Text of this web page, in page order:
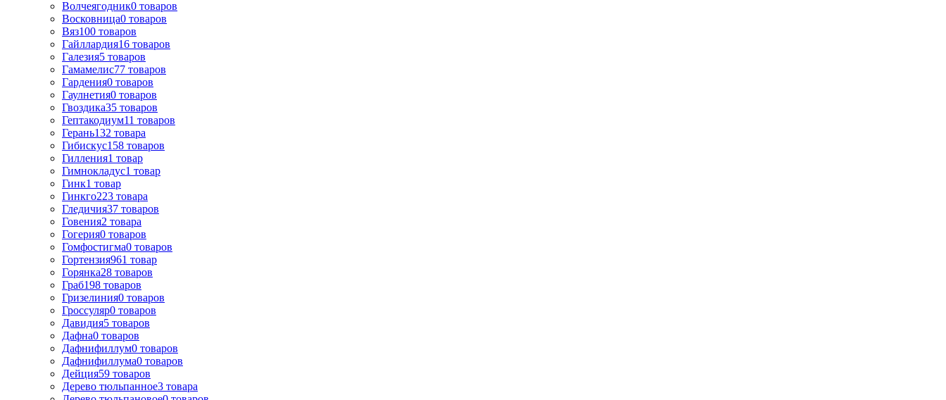
Волчеягодник0 товаров
Восковница0 товаров
Вяз100 товаров
Гайллардия16 товаров
Галезия5 товаров
Гамамелис77 товаров
Гардения0 товаров
Гаулнетия0 товаров
Гвоздика35 товаров
Гептакодиум11 товаров
Герань132 товара
Гибискус158 товаров
Гилления1 товар
Гимнокладус1 товар
Гинк1 товар
Гинкго223 товара
Гледичия37 товаров
Говения2 товара
Гогерия0 товаров
Гомфостигма0 товаров
Гортензия961 товар
Горянка28 товаров
Граб198 товаров
Гризелиния0 товаров
Гроссуляр0 товаров
Давидия5 товаров
Дафна0 товаров
Дафнифиллум0 товаров
Дафнифиллума0 товаров
Дейция59 товаров
Дерево тюльпанное3 товара